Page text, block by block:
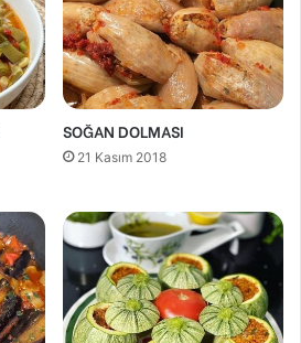
SOĞAN DOLMASI
21 Kasım 2018